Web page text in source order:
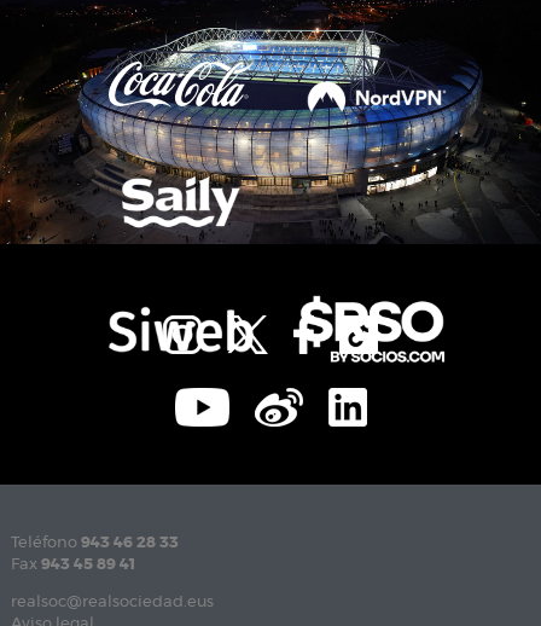
Teléfono 943 46 28 33
Fax 943 45 89 41
realsoc@realsociedad.eus